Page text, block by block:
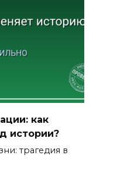
как
истории?
трагедия в